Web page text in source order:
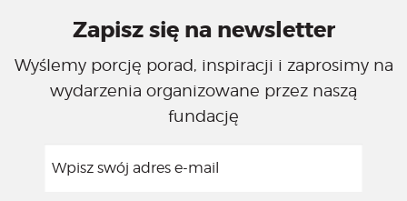
Zapisz się na newsletter
Wyślemy porcję porad, inspiracji i zaprosimy na
wydarzenia organizowane przez naszą
fundację